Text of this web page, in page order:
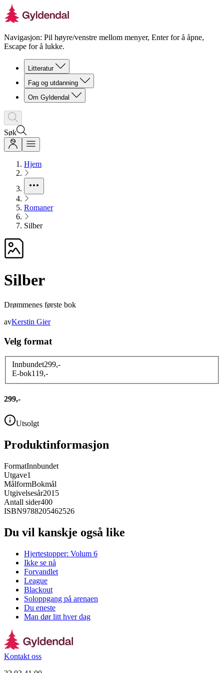
Navigasjon: Pil høyre/venstre mellom menyer, Enter for å åpne,
Escape for å lukke.
Litteratur
Fag og utdanning
Om Gyldendal
Søk
Hjem
Romaner
Silber
Silber
Drømmenes første bok
avKerstin Gier
Velg format
Innbundet299,-
E-bok119,-
299,-
Utsolgt
Produktinformasjon
FormatInnbundet
Utgave1
MålformBokmål
Utgivelsesår2015
Antall sider400
ISBN9788205462526
Du vil kanskje også like
Hjertestopper: Volum 6
Ikke se nå
Forvandlet
League
Blackout
Soloppgang på arenaen
Du eneste
Man dør litt hver dag
Kontakt oss